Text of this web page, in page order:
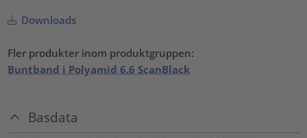
Downloads
Fler produkter inom produktgruppen:
Buntband i Polyamid 6.6 ScanBlack
Basdata